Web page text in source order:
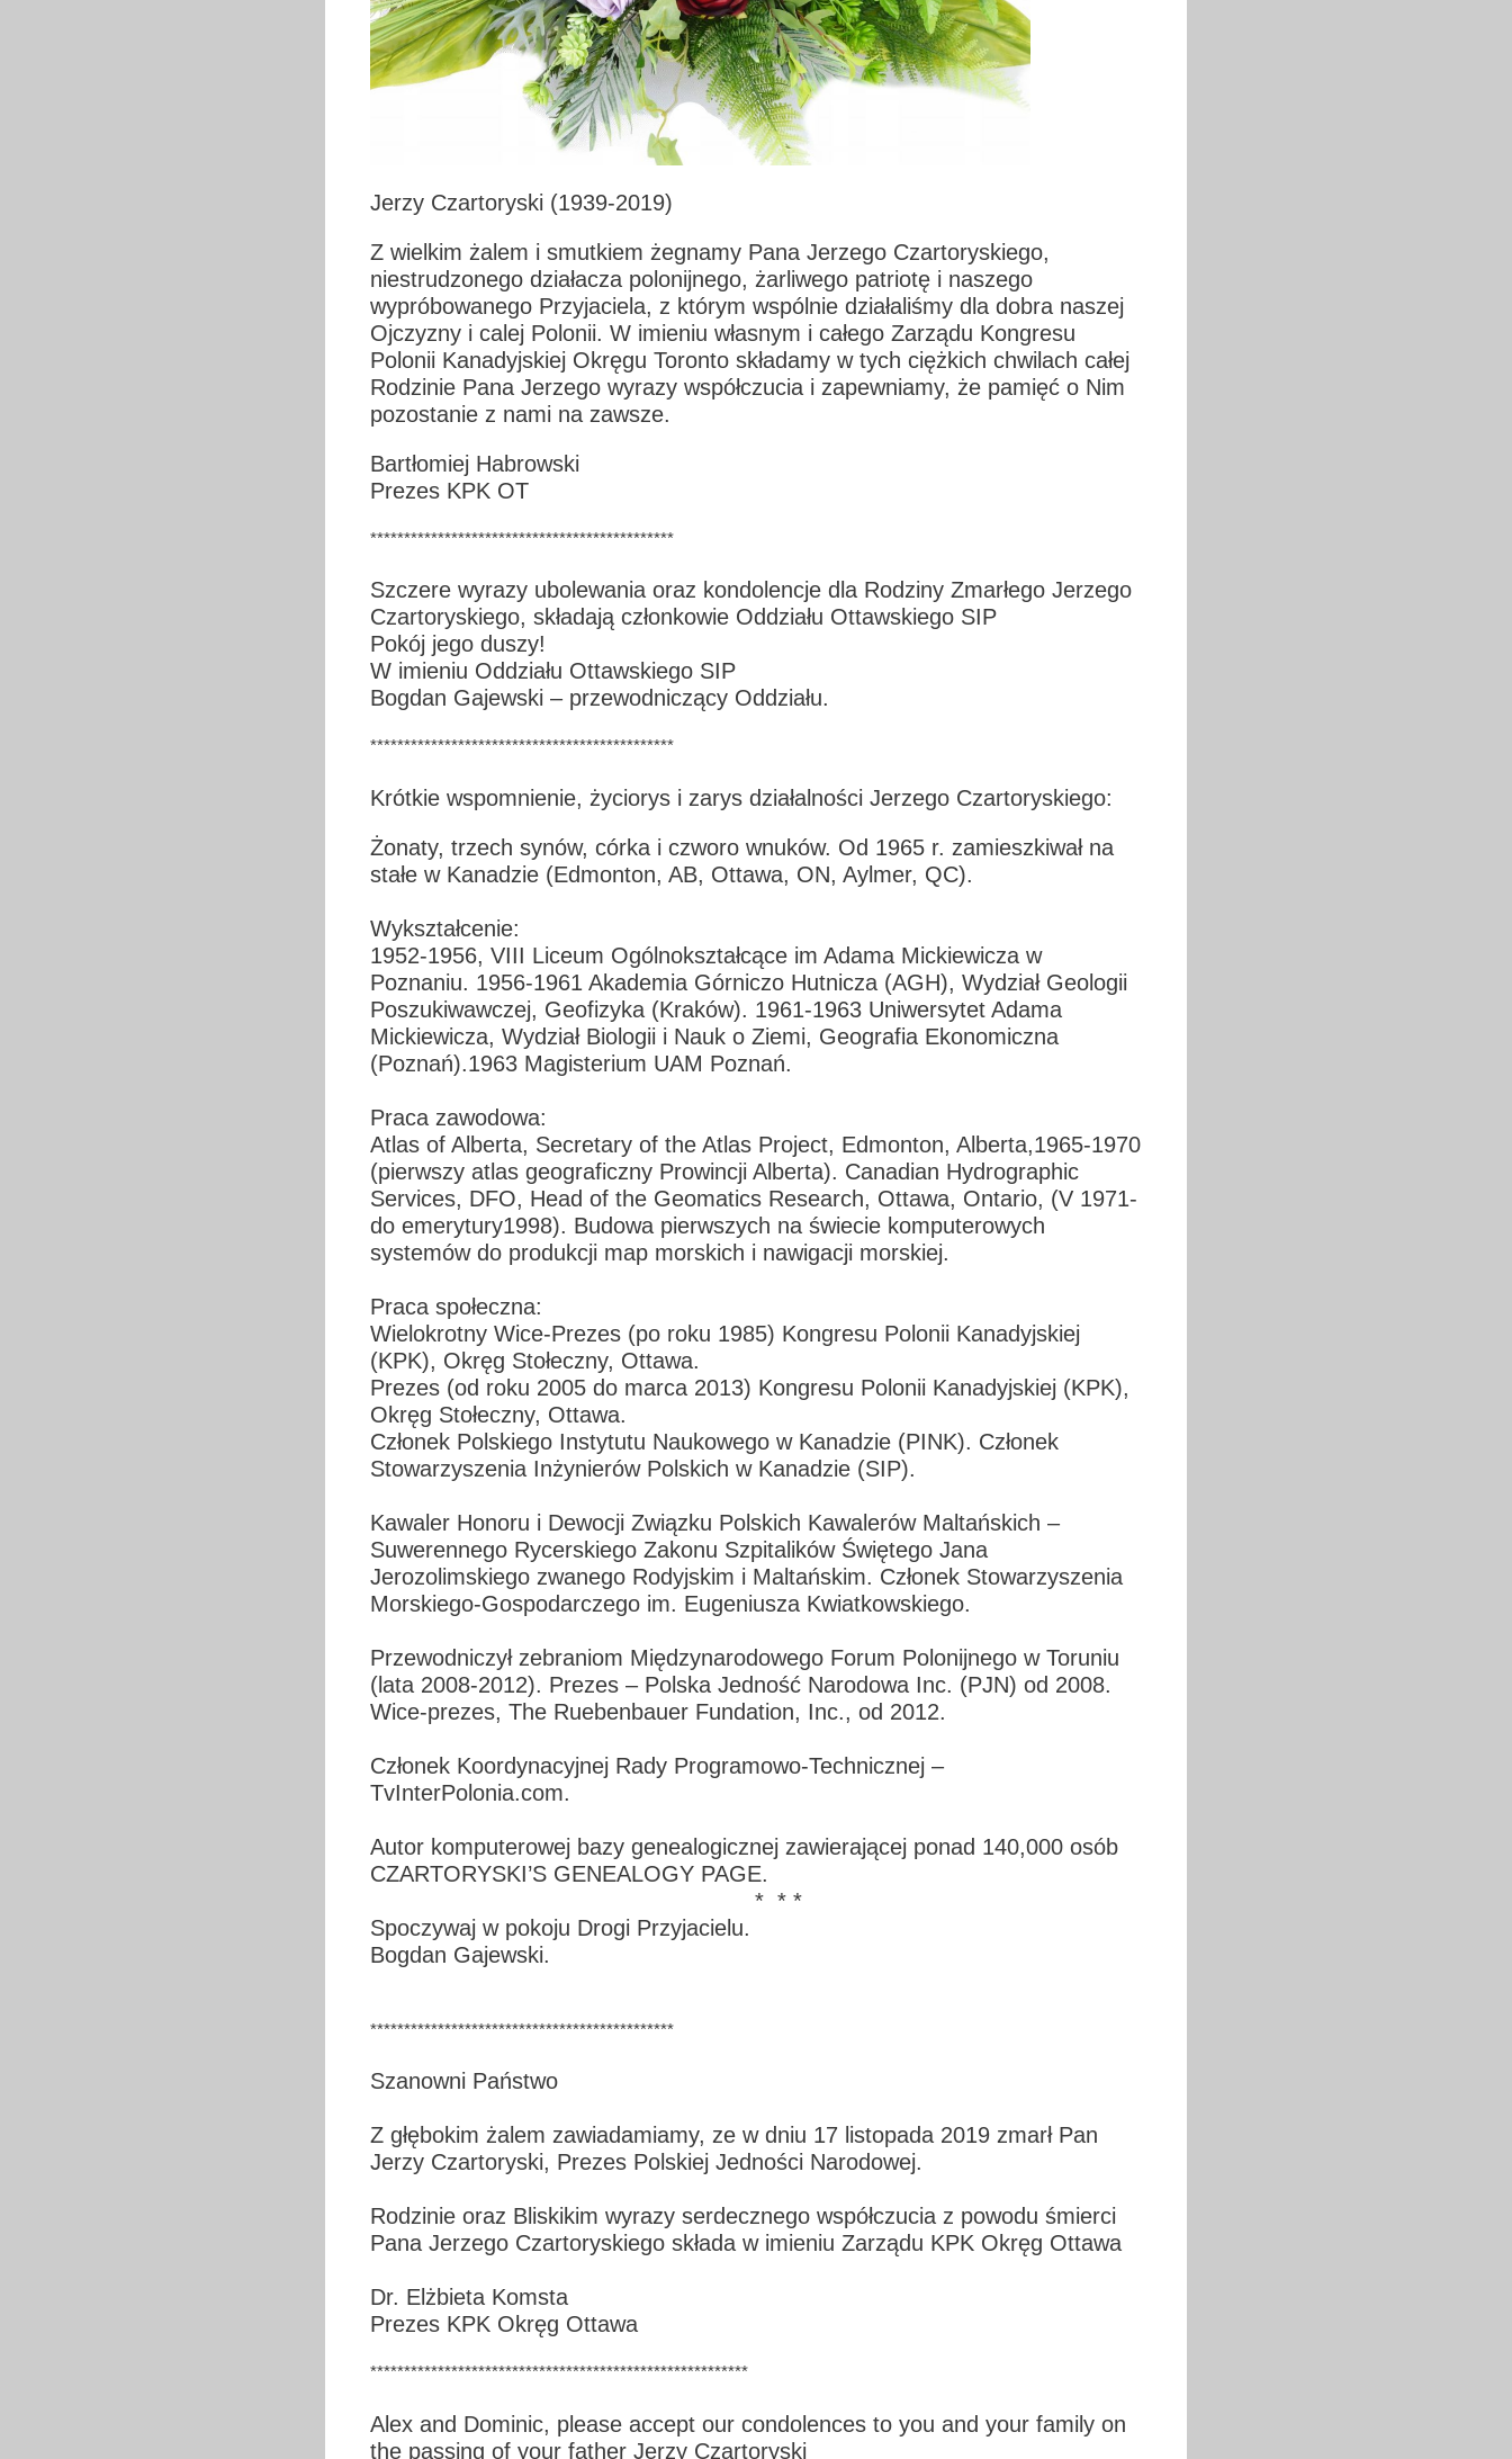
Jerzy Czartoryski (1939-2019)
Z wielkim żalem i smutkiem żegnamy Pana Jerzego Czartoryskiego,
niestrudzonego działacza polonijnego, żarliwego patriotę i naszego
wypróbowanego Przyjaciela, z którym wspólnie działaliśmy dla dobra naszej
Ojczyzny i calej Polonii. W imieniu własnym i całego Zarządu Kongresu
Polonii Kanadyjskiej Okręgu Toronto składamy w tych ciężkich chwilach całej
Rodzinie Pana Jerzego wyrazy współczucia i zapewniamy, że pamięć o Nim
pozostanie z nami na zawsze.
Bartłomiej Habrowski
Prezes KPK OT
*********************************************
Szczere wyrazy ubolewania oraz kondolencje dla Rodziny Zmarłego Jerzego
Czartoryskiego, składają członkowie Oddziału Ottawskiego SIP
Pokój jego duszy!
W imieniu Oddziału Ottawskiego SIP
Bogdan Gajewski – przewodniczący Oddziału.
*********************************************
Krótkie wspomnienie, życiorys i zarys działalności Jerzego Czartoryskiego:
Żonaty, trzech synów, córka i czworo wnuków. Od 1965 r. zamieszkiwał na
stałe w Kanadzie (Edmonton, AB, Ottawa, ON, Aylmer, QC).
Wykształcenie:
1952-1956, VIII Liceum Ogólnokształcące im Adama Mickiewicza w
Poznaniu. 1956-1961 Akademia Górniczo Hutnicza (AGH), Wydział Geologii
Poszukiwawczej, Geofizyka (Kraków). 1961-1963 Uniwersytet Adama
Mickiewicza, Wydział Biologii i Nauk o Ziemi, Geografia Ekonomiczna
(Poznań).1963 Magisterium UAM Poznań.
Praca zawodowa:
Atlas of Alberta, Secretary of the Atlas Project, Edmonton, Alberta,1965-1970
(pierwszy atlas geograficzny Prowincji Alberta). Canadian Hydrographic
Services, DFO, Head of the Geomatics Research, Ottawa, Ontario, (V 1971-
do emerytury1998). Budowa pierwszych na świecie komputerowych
systemów do produkcji map morskich i nawigacji morskiej.
Praca społeczna:
Wielokrotny Wice-Prezes (po roku 1985) Kongresu Polonii Kanadyjskiej
(KPK), Okręg Stołeczny, Ottawa.
Prezes (od roku 2005 do marca 2013) Kongresu Polonii Kanadyjskiej (KPK),
Okręg Stołeczny, Ottawa.
Członek Polskiego Instytutu Naukowego w Kanadzie (PINK). Członek
Stowarzyszenia Inżynierów Polskich w Kanadzie (SIP).
Kawaler Honoru i Dewocji Związku Polskich Kawalerów Maltańskich –
Suwerennego Rycerskiego Zakonu Szpitalików Świętego Jana
Jerozolimskiego zwanego Rodyjskim i Maltańskim. Członek Stowarzyszenia
Morskiego-Gospodarczego im. Eugeniusza Kwiatkowskiego.
Przewodniczył zebraniom Międzynarodowego Forum Polonijnego w Toruniu
(lata 2008-2012). Prezes – Polska Jedność Narodowa Inc. (PJN) od 2008.
Wice-prezes, The Ruebenbauer Fundation, Inc., od 2012.
Członek Koordynacyjnej Rady Programowo-Technicznej –
TvInterPolonia.com.
Autor komputerowej bazy genealogicznej zawierającej ponad 140,000 osób
CZARTORYSKI’S GENEALOGY PAGE.
* * *
Spoczywaj w pokoju Drogi Przyjacielu.
Bogdan Gajewski.
*********************************************
Szanowni Państwo
Z głębokim żalem zawiadamiamy, ze w dniu 17 listopada 2019 zmarł Pan
Jerzy Czartoryski, Prezes Polskiej Jedności Narodowej.
Rodzinie oraz Bliskikim wyrazy serdecznego współczucia z powodu śmierci
Pana Jerzego Czartoryskiego składa w imieniu Zarządu KPK Okręg Ottawa
Dr. Elżbieta Komsta
Prezes KPK Okręg Ottawa
********************************************************
Alex and Dominic, please accept our condolences to you and your family on
the passing of your father Jerzy Czartoryski